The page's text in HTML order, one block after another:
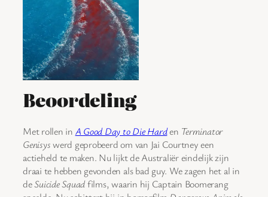
Beoordeling
Met rollen in A Good Day to Die Harden Terminator
Genisyswerd geprobeerd om van Jai Courtney een
actieheld te maken. Nu lijkt de Australiër eindelijk zijn
draai te hebben gevonden als bad guy. We zagen het al in
deSuicide Squadfilms, waarin hij Captain Boomerang